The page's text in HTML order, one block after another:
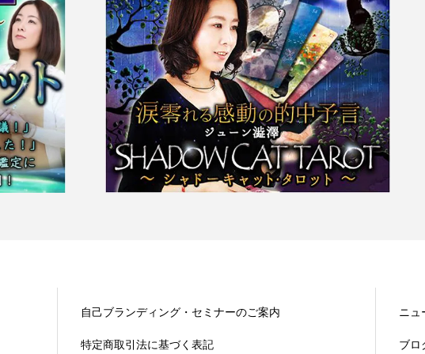
自己ブランディング・セミナーのご案内
特定商取引法に基づく表記
ニュ
ブロ